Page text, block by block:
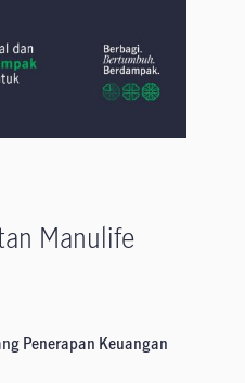
Manulife
Penerapan Keuangan